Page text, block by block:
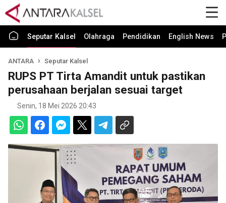
Seputar Kalsel Olahraga Pendidikan English News
ANTARA Seputar Kalsel
RUPS PT Tirta Amandit untuk pastikan
perusahaan berjalan sesuai target
Senin, 18 Mei 2026 20:43